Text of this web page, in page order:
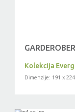
Kolekcija
Dimenzije: 191 x